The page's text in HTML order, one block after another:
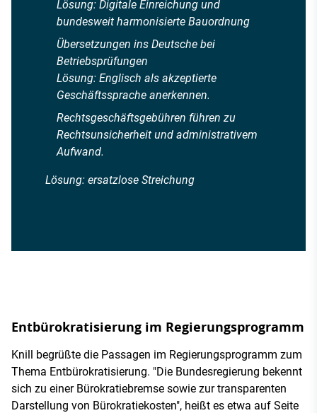
Lösung: Digitale Einreichung und
bundesweit harmonisierte Bauordnung
Übersetzungen ins Deutsche bei
Betriebsprüfungen
Lösung: Englisch als akzeptierte
Geschäftssprache anerkennen.
Rechtsgeschäftsgebühren führen zu
Rechtsunsicherheit und administrativem
Aufwand.
Lösung: ersatzlose Streichung
Entbürokratisierung im Regierungsprogramm
Knill begrüßte die Passagen im Regierungsprogramm zum
Thema Entbürokratisierung. "Die Bundesregierung bekennt
sich zu einer Bürokratiebremse sowie zur transparenten
Darstellung von Bürokratiekosten", heißt es etwa auf Seite